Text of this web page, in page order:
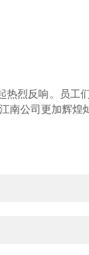
烈反响。员工
南公司更加辉煌